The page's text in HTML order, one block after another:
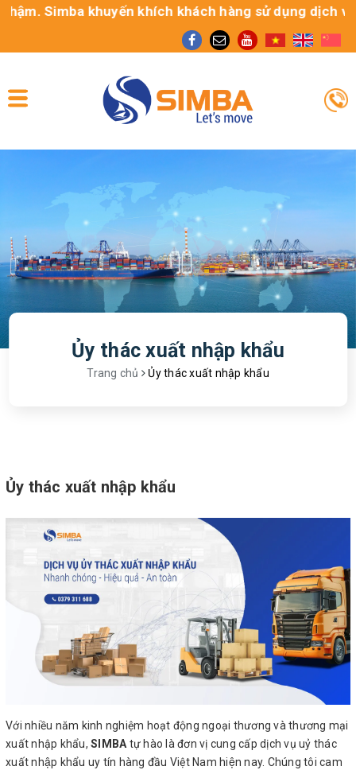
Simba khuyến khích khách hàng sử dụng dịch vụ
Ủy thác xuất nhập khẩu
Trang chủ Ủy thác xuất nhập khẩu
Ủy thác xuất nhập khẩu
Với nhiều năm kinh nghiệm hoạt động ngoại thương và thương mại
xuất nhập khẩu, SIMBA tự hào là đơn vị cung cấp dịch vụ uỷ thác
xuất nhập khẩu uy tín hàng đầu Việt Nam hiện nay. Chúng tôi cam